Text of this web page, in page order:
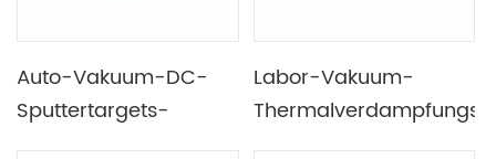
Auto-Vakuum-DC-
Sputtertargets-
Labor-Vakuum-
Thermalverdampfungs-